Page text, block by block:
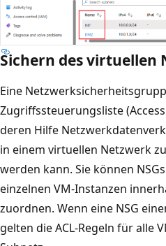
Sichern des virtuellen
Eine
Zugriffssteuerungsliste
deren Hilfe
in einem virtuellen Netzwerk
werden kann. Sie können
einzelnen VM-Instanzen
zuordnen. Wenn eine NSG
gelten die ACL-Regeln für alle